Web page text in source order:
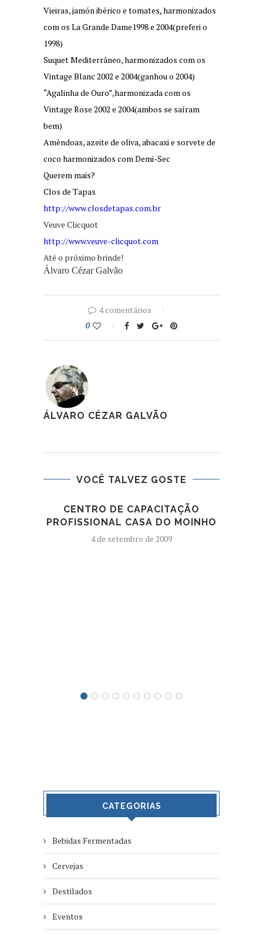
Vieiras, jamón ibérico e tomates, harmonizados
com os La Grande Dame1998 e 2004(preferi o
1998)
Suquet Mediterrâneo, harmonizados com os
Vintage Blanc 2002 e 2004(ganhou o 2004)
“Agalinha de Ouro”,harmonizada com os
Vintage Rose 2002 e 2004(ambos se saíram
bem)
Amêndoas, azeite de oliva, abacaxi e sorvete de
coco harmonizados com Demi-Sec
Querem mais?
Clos de Tapas
http://www.closdetapas.com.br
Veuve Clicquot
http://www.veuve-clicquot.com
Até o próximo brinde!
Álvaro Cézar Galvão
4 comentários
0
ÁLVARO CÉZAR GALVÃO
VOCÊ TALVEZ GOSTE
CENTRO DE CAPACITAÇÃO
PROFISSIONAL CASA DO MOINHO
4 de setembro de 2009
CATEGORIAS
Bebidas Fermentadas
Cervejas
Destilados
Eventos